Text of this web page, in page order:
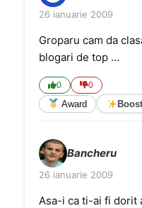
26 ianuarie 2009
Groparu cam da
blogari de top …
0 0
Award Boost
Bancheru
26 ianuarie 2009
Asa-i ca ti-ai fi dorit